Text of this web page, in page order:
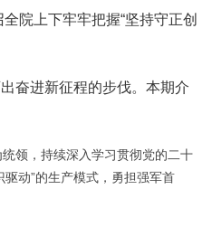
院上下牢牢把握“坚持守正创
奋进新征程的步伐。本期介
领，持续深入学习贯彻党的二十
动”的生产模式，勇担强军首